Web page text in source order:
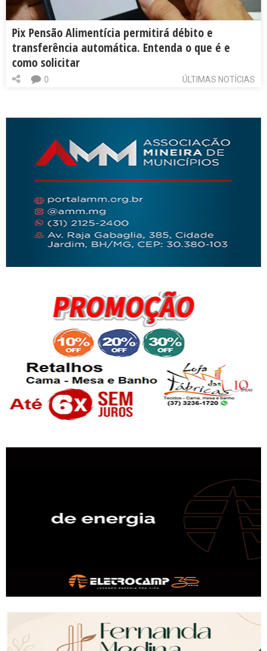
Pix Pensão Alimentícia permitirá débito e
transferência automática. Entenda o que é e
como solicitar
ÚLTIMAS NOTÍCIAS
0